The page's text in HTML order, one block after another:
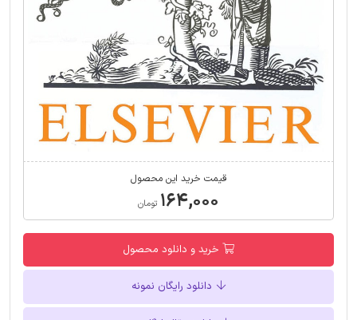
قیمت خرید این محصول
۱۶۴,۰۰۰ تومان
خرید و دانلود محصول
دانلود رایگان نمونه